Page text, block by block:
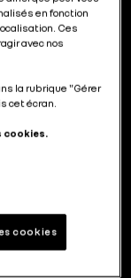
une
sans
la
en
by
pratique),
et
terme des
développe
en fonction
Ces
avec nos
la rubrique "Gérer
cet écran.
cookies.
cookies